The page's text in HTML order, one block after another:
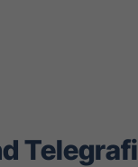
Telegrafi